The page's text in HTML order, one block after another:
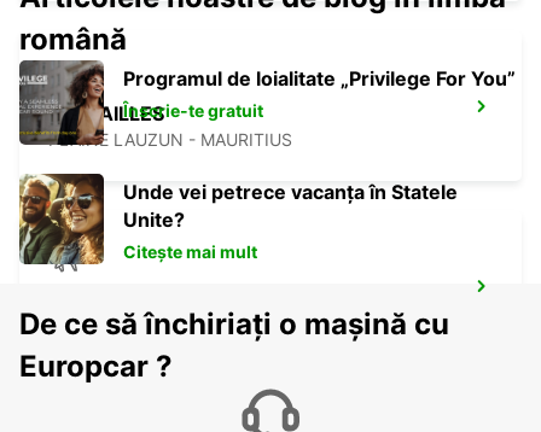
LES PAILLES
PLAINE LAUZUN - MAURITIUS
PLAINE MAGNIEN - MAURITIUS
română
Programul de loialitate „Privilege For You”
Înscrie-te gratuit
Unde vei petrece vacanța în Statele
Unite?
Citește mai mult
De ce să închiriați o mașină cu
Europcar ?